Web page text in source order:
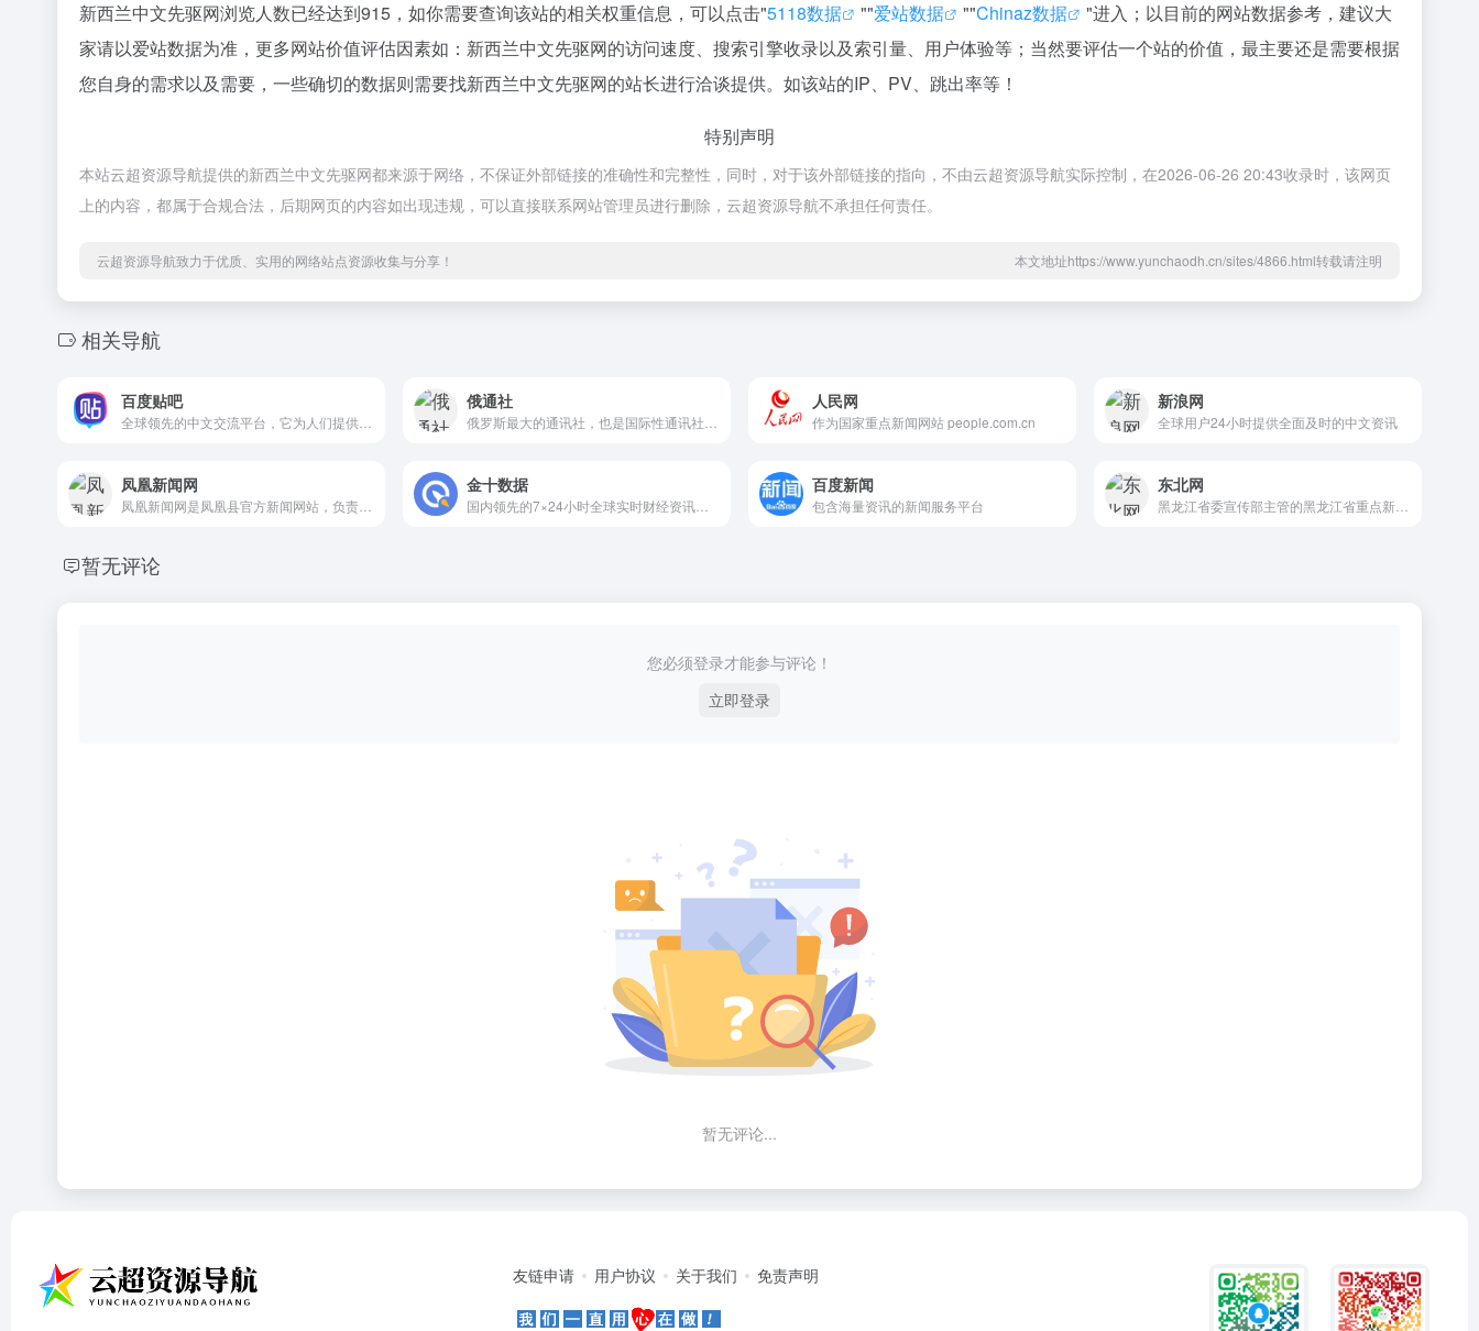
新西兰中文先驱网浏览人数已经达到915，如你需要查询该站的相关权重信息，可以点击"5118数据 ""爱站数据 ""Chinaz数据
"进入；以目前的网站数据参考，建议大
家请以爱站数据为准，更多网站价值评估因素如：新西兰中文先驱网的访问速度、搜索引擎收录以及索引量、用户体验等；当然要评估一个站的价值，最主要还是需要根据
您自身的需求以及需要，一些确切的数据则需要找新西兰中文先驱网的站长进行洽谈提供。如该站的IP、PV、跳出率等！
特别声明
本站云超资源导航提供的新西兰中文先驱网都来源于网络，不保证外部链接的准确性和完整性，同时，对于该外部链接的指向，不由云超资源导航实际控制，在2026-06-26 20:43收录时，该网页
上的内容，都属于合规合法，后期网页的内容如出现违规，可以直接联系网站管理员进行删除，云超资源导航不承担任何责任。
云超资源导航致力于优质、实用的网络站点资源收集与分享！ 本文地址https://www.yunchaodh.cn/sites/4866.html转载请注明
相关导航
百度贴吧 俄通社 人民网
作为国家重点新闻网站 people.com.cn
新浪网
全球用户24小时提供全面及时的中文资讯
凤凰新闻网 金十数据 百度新闻
包含海量资讯的新闻服务平台
东北网
暂无评论
您必须登录才能参与评论！
立即登录
暂无评论...
友链申请 用户协议 关于我们 免责声明